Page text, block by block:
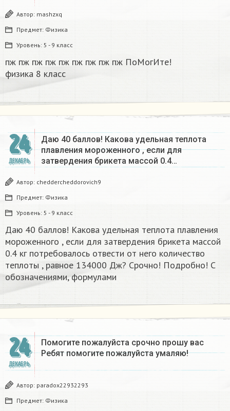
Автор: mashzxq
Предмет: Физика
Уровень: 5 - 9 класс
пж пж пж пж пж пж пж пж пж ПоМогИте!
физика 8 класс​
24
ДЕКАБРЬ
Даю 40 баллов! Какова удельная теплота
плавления мороженного , если для
затвердения брикета массой 0.4…
Автор: cheddercheddorovich9
Предмет: Физика
Уровень: 5 - 9 класс
Даю 40 баллов! Какова удельная теплота плавления
мороженного , если для затвердения брикета массой
0.4 кг потребовалось отвести от него количество
теплоты , равное 134000 Дж? Срочно! Подробно! С
обозначениями, формулами
24
ДЕКАБРЬ
Помогите пожалуйста срочно прошу вас
Ребят помогите пожалуйста умаляю! ​
Автор: paradox22932293
Предмет: Физика